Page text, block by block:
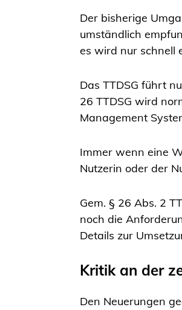
Der bisherige
umständlich
es wird nur schnell
Das TTDSG führt
26 TTDSG wird
Management
Immer wenn eine
Nutzerin oder der
Gem. § 26 Abs. 2
noch die
Details zur
Kritik an der
Den Neuerungen